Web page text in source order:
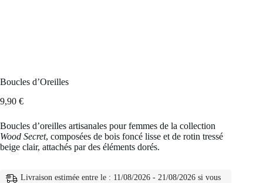
Boucles d’Oreilles
9,90 €
Boucles d’oreilles artisanales pour femmes de la collection
Wood Secret, composées de bois foncé lisse et de rotin tressé
beige clair, attachés par des éléments dorés.
Livraison estimée entre le : 11/08/2026 - 21/08/2026 si vous